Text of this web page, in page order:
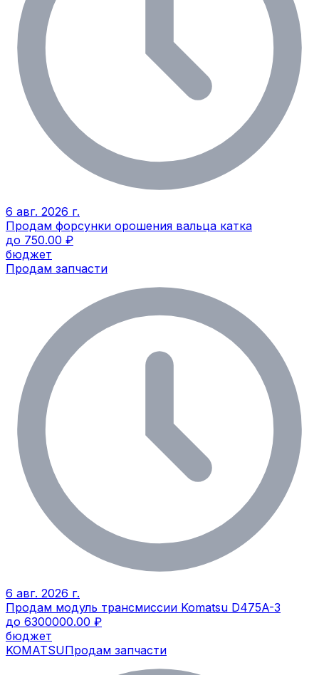
6 авг. 2026 г.
Продам форсунки орошения вальца катка
до 750.00 ₽
бюджет
Продам запчасти
6 авг. 2026 г.
Продам модуль трансмиссии Komatsu D475A-3
до 6300000.00 ₽
бюджет
KOMATSUПродам запчасти